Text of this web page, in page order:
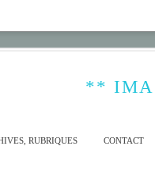
**
RUBRIQUES CONTACT